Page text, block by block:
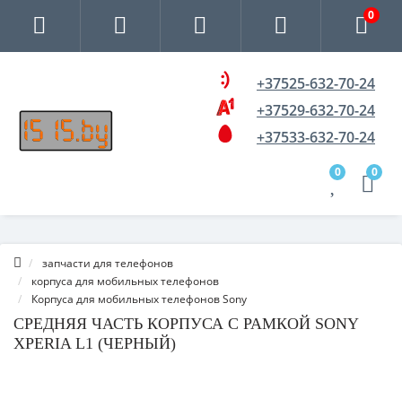
0
+37525-632-70-24
+37529-632-70-24
+37533-632-70-24
0 0
запчасти для телефонов
корпуса для мобильных телефонов
Корпуса для мобильных телефонов Sony
СРЕДНЯЯ ЧАСТЬ КОРПУСА С РАМКОЙ SONY
XPERIA L1 (ЧЕРНЫЙ)